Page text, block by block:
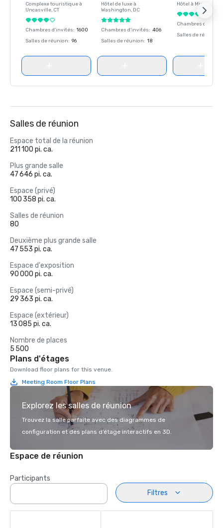
Complexe touristique à
Uncasville, CT
Chambres d'invités: 1600
Salles de réunion: 96
Hôtel de luxe à
Washington, DC
Chambres d'invités: 406
Salles de réunion: 18
Hôtel à Miami
Chambres
Salles de réunion
Salles de réunion
Espace total de la réunion
211 100 pi. ca.
Plus grande salle
47 646 pi. ca.
Espace (privé)
100 358 pi. ca.
Salles de réunion
80
Deuxième plus grande salle
47 553 pi. ca.
Espace d'exposition
90 000 pi. ca.
Espace (semi-privé)
29 363 pi. ca.
Espace (extérieur)
13 085 pi. ca.
Nombre de places
5 500
Plans d'étages
Download floor plans for this venue.
Meeting Room Floor Plans
Explorez les salles de réunion
Trouvez la salle parfaite avec des diagrammes de
configuration et des plans d’étage interactifs en 3D.
Espace de réunion
Participants
Filtres